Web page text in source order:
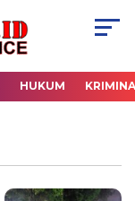
HUKUM